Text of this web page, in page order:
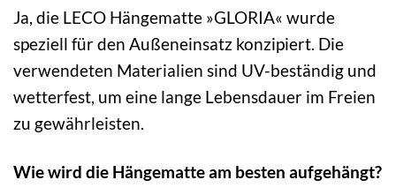
Ja, die LECO Hängematte »GLORIA« wurde
speziell für den Außeneinsatz konzipiert. Die
verwendeten Materialien sind UV-beständig und
wetterfest, um eine lange Lebensdauer im Freien
zu gewährleisten.
Wie wird die Hängematte am besten aufgehängt?